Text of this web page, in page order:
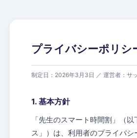
プライバシーポリシ
制定日：2026年3月3日 ／ 運営者：サ
1. 基本方針
「先生のスマート時間割」（
ス」）は、利用者のプライバシ